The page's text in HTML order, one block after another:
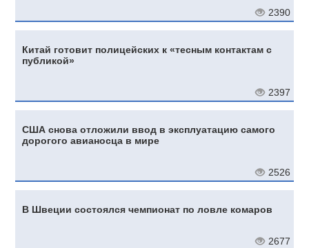
2390
Китай готовит полицейских к «тесным контактам с
публикой»
2397
США снова отложили ввод в эксплуатацию самого
дорогого авианосца в мире
2526
В Швеции состоялся чемпионат по ловле комаров
2677